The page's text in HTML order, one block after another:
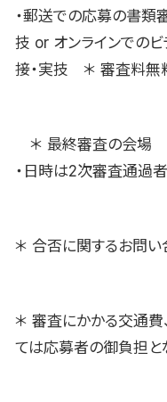
・郵送での応募の書
技 or オンラインでの
接・実技 ＊ 審査料無
＊ 最終審査の会場
・日時は2次審査通過
＊ 合否に関するお問い
＊ 審査にかかる交通費
ては応募者の御負担と